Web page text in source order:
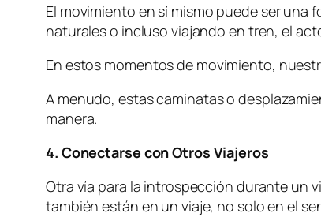
El movimiento en sí mismo puede ser
naturales o incluso viajando en tren, el
En estos momentos de movimiento,
A menudo, estas caminatas o
manera.
4. Conectarse con Otros Viajeros
Otra vía para la introspección durante un
también están en un viaje, no solo en el